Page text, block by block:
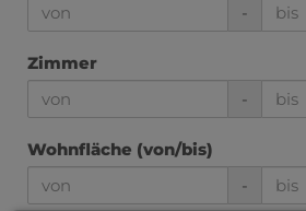
-
Zimmer
-
Wohnfläche (von/bis)
-